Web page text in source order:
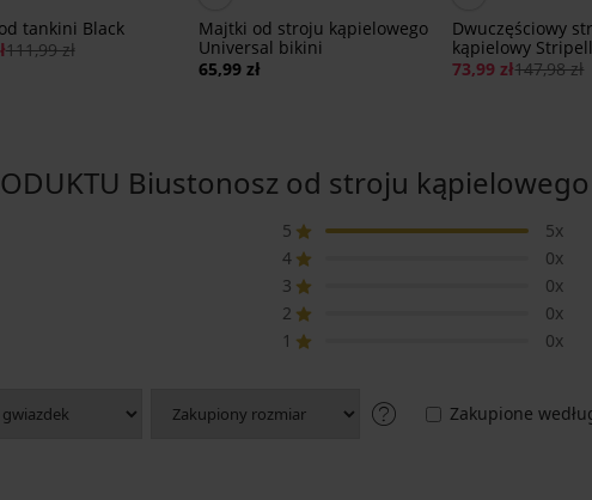
tankini Black
111,99 zł
Majtki od stroju kąpielowego
Universal bikini
65,99 zł
Dwuczęściowy
kąpielowy
73,99 zł147,98 zł
Biustonosz od stroju
5
5x
4
0x
3
0x
2
0x
1
0x
Zakupione